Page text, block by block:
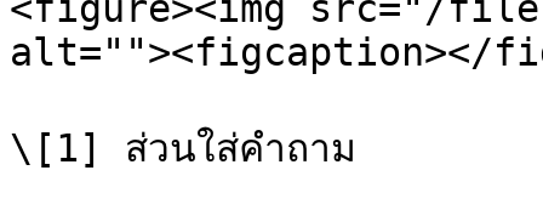
alt=""><figcaption></
\[1] ส่วนใส่คำถาม